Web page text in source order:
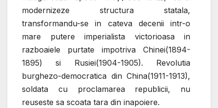
modernizeze structura statala,
transformandu-se in cateva decenii intr-o
mare putere imperialista victorioasa in
razboaiele purtate impotriva Chinei(1894-
1895) si Rusiei(1904-1905). Revolutia
burghezo-democratica din China(1911-1913),
soldata cu proclamarea republicii, nu
reuseste sa scoata tara din inapoiere.